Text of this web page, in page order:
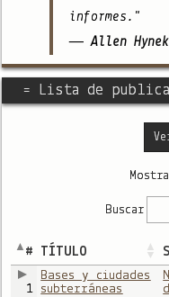
informes."
— Allen Hynek
= Lista de
Buscar
# TÍTULO
1
Bases y ciudades
subterráneas